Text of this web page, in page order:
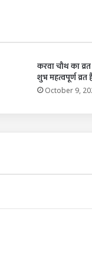
करवा चौथ का
शुभ महत्वपूर्ण व्रत
October 9,